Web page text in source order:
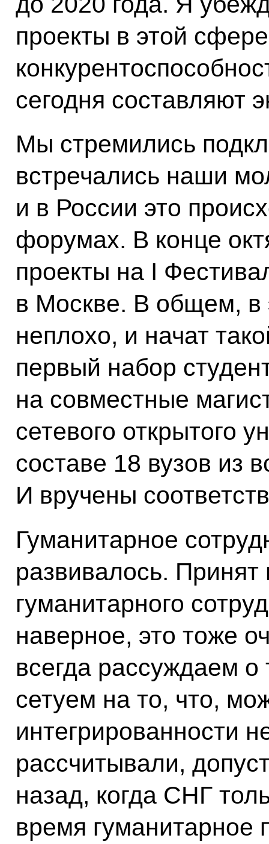
проекты в этой
сегодня составляют
Мы стремились
встречались наши
и в России это
форумах. В конце
проекты на I
в Москве. В общем, в
неплохо, и начат
первый набор
на совместные
сетевого открытого
составе 18 вузов из
И вручены
Гуманитарное
развивалось.
гуманитарного
наверное, это тоже
всегда рассуждаем о
сетуем на то, что,
интегрированности
рассчитывали,
назад, когда СНГ
время гуманитарное